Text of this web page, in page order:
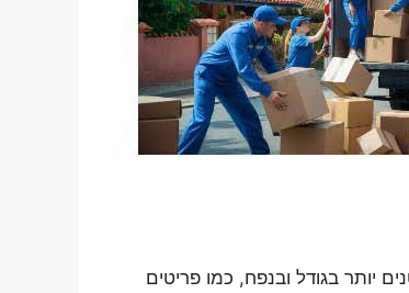
יותר בגודל ובנפח, כמו פריטים